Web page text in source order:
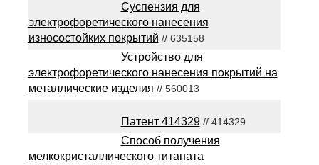
Суспензия для
электрофоретического нанесения
износостойких покрытий // 635158
Устройство для
электрофоретического нанесения покрытий на
металлические изделия // 560013
Патент 414329// 414329
Способ получения
мелкокристаллического титаната